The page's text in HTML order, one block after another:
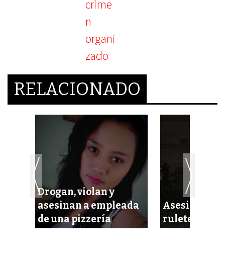
RELACIONADO
Drogan, violan y
asesinan a empleada
de una pizzería
Asesinaron
ruletero a